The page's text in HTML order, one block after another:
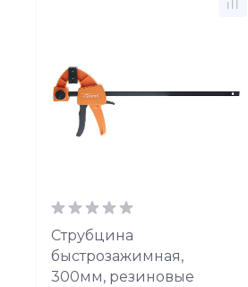
Струбцина
быстрозажимная,
300мм, резиновые